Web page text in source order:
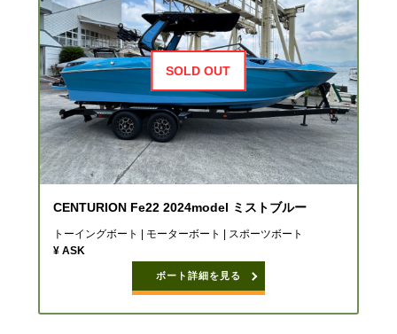
SOLD OUT
CENTURION Fe22 2024model ミストブルー
トーイングボート | モーターボート | スポーツボート
¥ ASK
ボート詳細を見る